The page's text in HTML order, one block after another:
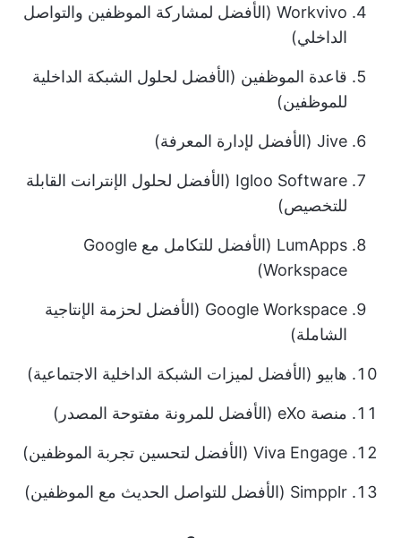
Workvivo (الأفضل لمشاركة الموظفين والتواصل
الداخلي)
قاعدة الموظفين (الأفضل لحلول الشبكة الداخلية
للموظفين)
Jive (الأفضل لإدارة المعرفة)
Igloo Software (الأفضل لحلول الإنترانت القابلة
للتخصيص)
LumApps (الأفضل للتكامل مع Google
Workspace)
Google Workspace (الأفضل لحزمة الإنتاجية
الشاملة)
هابيو (الأفضل لميزات الشبكة الداخلية الاجتماعية)
منصة eXo (الأفضل للمرونة مفتوحة المصدر)
Viva Engage (الأفضل لتحسين تجربة الموظفين)
Simpplr (الأفضل للتواصل الحديث مع الموظفين)